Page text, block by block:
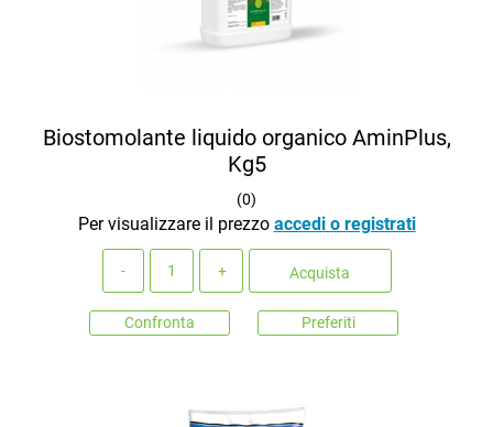
Biostomolante liquido organico AminPlus,
Kg5
(0)
Per visualizzare il prezzo accedi o registrati
Acquista
Confronta Preferiti